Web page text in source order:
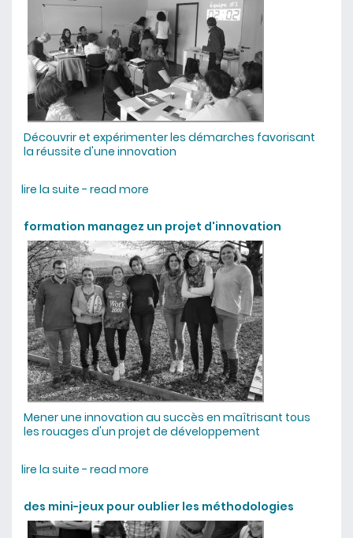
Découvrir et expérimenter les démarches favorisant
la réussite d'une innovation
lire la suite - read more
formation managez un projet d'innovation
Mener une innovation au succès en maîtrisant tous
les rouages d'un projet de développement
lire la suite - read more
des mini-jeux pour oublier les méthodologies